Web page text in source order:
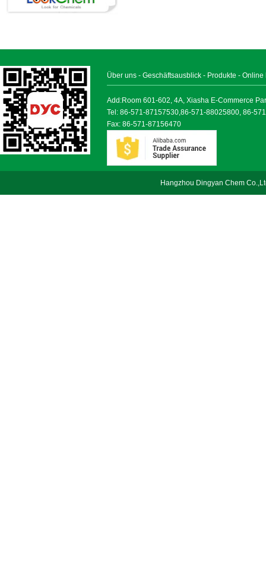
Über uns - Geschäftsausblick - Produkte - Online
Add:Room 601-602, 4A, Xiasha E-Commerce
Tel: 86-571-87157530,86-571-88025800, 86-
Fax: 86-571-87156470
Hangzhou Dingyan Chem